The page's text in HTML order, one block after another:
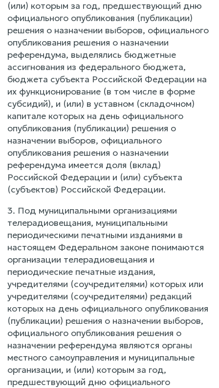
(или) которым за год, предшествующий дню
официального опубликования (публикации)
решения о назначении выборов, официального
опубликования решения о назначении
референдума, выделялись бюджетные
ассигнования из федерального бюджета,
бюджета субъекта Российской Федерации на
их функционирование (в том числе в форме
субсидий), и (или) в уставном (складочном)
капитале которых на день официального
опубликования (публикации) решения о
назначении выборов, официального
опубликования решения о назначении
референдума имеется доля (вклад)
Российской Федерации и (или) субъекта
(субъектов) Российской Федерации.
3. Под муниципальными организациями
телерадиовещания, муниципальными
периодическими печатными изданиями в
настоящем Федеральном законе понимаются
организации телерадиовещания и
периодические печатные издания,
учредителями (соучредителями) которых или
учредителями (соучредителями) редакций
которых на день официального опубликования
(публикации) решения о назначении выборов,
официального опубликования решения о
назначении референдума являются органы
местного самоуправления и муниципальные
организации, и (или) которым за год,
предшествующий дню официального